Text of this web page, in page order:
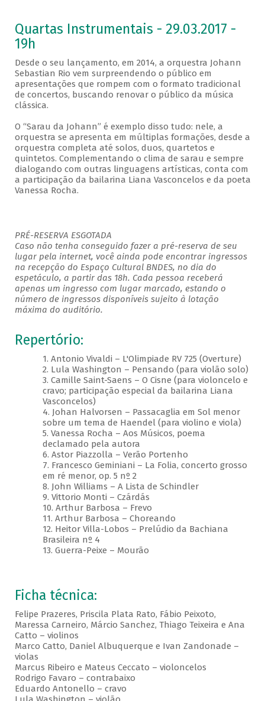
Quartas Instrumentais - 29.03.2017 -
19h
Desde o seu lançamento, em 2014, a orquestra Johann
Sebastian Rio vem surpreendendo o público em
apresentações que rompem com o formato tradicional
de concertos, buscando renovar o público da música
clássica.
O “Sarau da Johann” é exemplo disso tudo: nele, a
orquestra se apresenta em múltiplas formações, desde a
orquestra completa até solos, duos, quartetos e
quintetos. Complementando o clima de sarau e sempre
dialogando com outras linguagens artísticas, conta com
a participação da bailarina Liana Vasconcelos e da poeta
Vanessa Rocha.
PRÉ-RESERVA ESGOTADA
Caso não tenha conseguido fazer a pré-reserva de seu
lugar pela internet, você ainda pode encontrar ingressos
na recepção do Espaço Cultural BNDES, no dia do
espetáculo, a partir das 18h. Cada pessoa receberá
apenas um ingresso com lugar marcado, estando o
número de ingressos disponíveis sujeito à lotação
máxima do auditório.
Repertório:
1. Antonio Vivaldi – L'Olimpiade RV 725 (Overture)
2. Lula Washington – Pensando (para violão solo)
3. Camille Saint-Saens – O Cisne (para violoncelo e
cravo; participação especial da bailarina Liana
Vasconcelos)
4. Johan Halvorsen – Passacaglia em Sol menor
sobre um tema de Haendel (para violino e viola)
5. Vanessa Rocha – Aos Músicos, poema
declamado pela autora
6. Astor Piazzolla – Verão Portenho
7. Francesco Geminiani – La Folia, concerto grosso
em ré menor, op. 5 nº 2
8. John Williams – A Lista de Schindler
9. Vittorio Monti – Czárdás
10. Arthur Barbosa – Frevo
11. Arthur Barbosa – Choreando
12. Heitor Villa-Lobos – Prelúdio da Bachiana
Brasileira nº 4
13. Guerra-Peixe – Mourão
Ficha técnica:
Felipe Prazeres, Priscila Plata Rato, Fábio Peixoto,
Maressa Carneiro, Márcio Sanchez, Thiago Teixeira e Ana
Catto – violinos
Marco Catto, Daniel Albuquerque e Ivan Zandonade –
violas
Marcus Ribeiro e Mateus Ceccato – violoncelos
Rodrigo Favaro – contrabaixo
Eduardo Antonello – cravo